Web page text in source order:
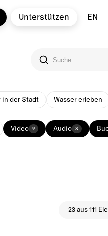
Unterstützen EN
in der Stadt Wasser erleben
Video 9 Audio 3
23 aus 111